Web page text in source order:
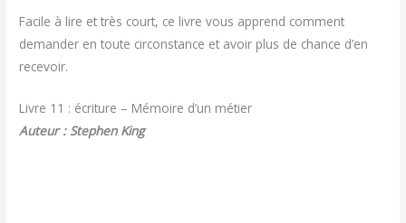
Facile à lire et très court, ce livre vous apprend comment
demander en toute circonstance et avoir plus de chance d’en
recevoir.
Livre 11 : écriture – Mémoire d’un métier
Auteur : Stephen King